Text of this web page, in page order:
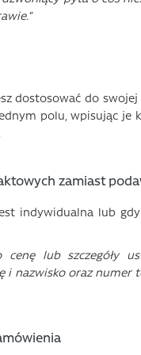
dostosować do
polu, wpisując je
zamiast
indywidualna lub
cenę lub szczegóły
i nazwisko oraz numer